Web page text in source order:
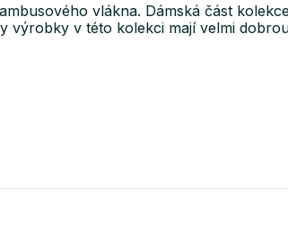
vlákna. Dámská část
v této kolekci mají velmi